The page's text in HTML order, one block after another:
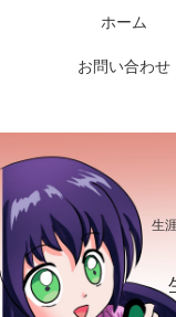
生
ホーム
お問い合わせ